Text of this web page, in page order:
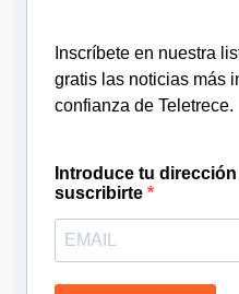
Inscríbete en nuestra
gratis las noticias más
confianza de Teletrece.
Introduce tu
suscribirte